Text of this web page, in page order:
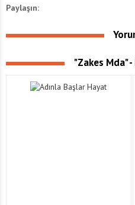
Paylaşın:
"Zakes Mda"